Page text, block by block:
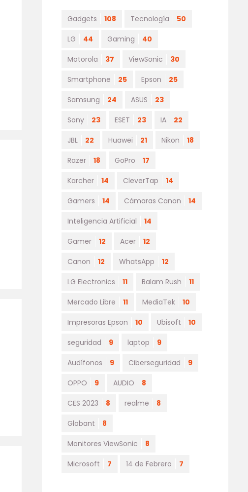
Gadgets 108 Tecnología 50
LG 44 Gaming 40
Motorola 37 ViewSonic 30
Smartphone 25 Epson 25
Samsung 24 ASUS 23
Sony 23 ESET 23 IA 22
JBL 22 Huawei 21 Nikon 18
Razer 18 GoPro 17
Karcher 14 CleverTap 14
Gamers 14 Cámaras Canon 14
Inteligencia Artificial 14
Gamer 12 Acer 12
Canon 12 WhatsApp 12
LG Electronics 11 Balam Rush 11
Mercado Libre 11 MediaTek 10
Impresoras Epson 10 Ubisoft 10
seguridad 9 laptop 9
Audífonos 9 Ciberseguridad 9
OPPO 9 AUDIO 8
CES 2023 8 realme 8
Globant 8
Monitores ViewSonic 8
Microsoft 7 14 de Febrero 7